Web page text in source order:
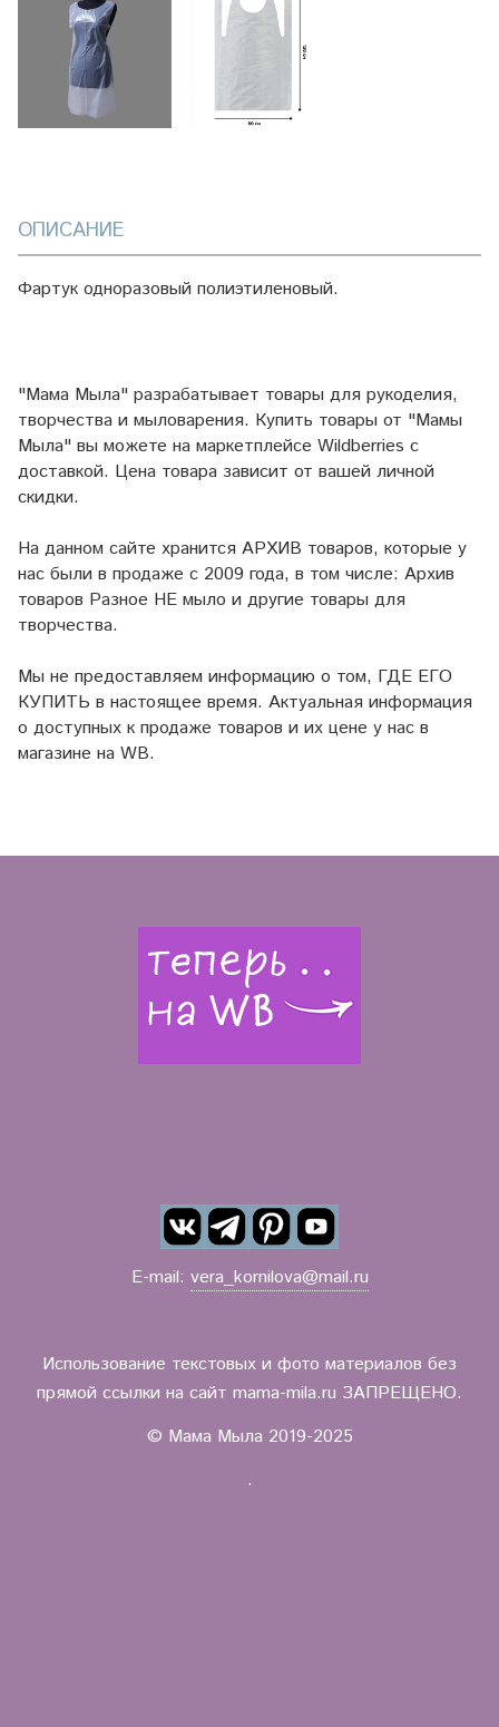
ОПИСАНИЕ
Фартук одноразовый полиэтиленовый.
"Мама Мыла" разрабатывает товары для рукоделия,
творчества и мыловарения. Купить товары от "Мамы
Мыла" вы можете на маркетплейсе Wildberries с
доставкой. Цена товара зависит от вашей личной
скидки.
На данном сайте хранится АРХИВ товаров, которые у
нас были в продаже с 2009 года, в том числе: Архив
товаров Разное НЕ мыло и другие товары для
творчества.
Мы не предоставляем информацию о том, ГДЕ ЕГО
КУПИТЬ в настоящее время. Актуальная информация
о доступных к продаже товаров и их цене у нас в
магазине на WB.
E-mail: vera_kornilova@mail.ru
Использование текстовых и фото материалов без
прямой ссылки на сайт mama-mila.ru ЗАПРЕЩЕНО.
© Мама Мыла 2019-2025
.